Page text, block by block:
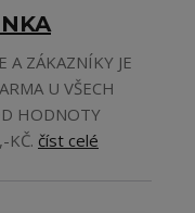
A ZÁKAZNÍKY JE
U VŠECH
HODNOTY
KČ. číst celé